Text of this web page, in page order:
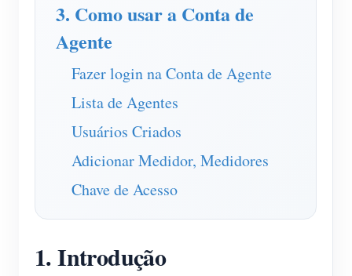
Carregador EV
IAMMETER Simulator
Medidor virtual
Sistema de previsão e simulação de energia
Aplicações
Monitor de energia do sistema solar fotovoltaico
Monitor de consumo de eletricidade
Sistema de controle de aquecedor FV
Automação residencial
Loja
Recursos
Documento
Programa de contribuidores
Soluções
3. Como usar a Conta de
Agente
Fazer login na Conta de Agente
Lista de Agentes
Usuários Criados
Adicionar Medidor, Medidores
Chave de Acesso
1. Introdução